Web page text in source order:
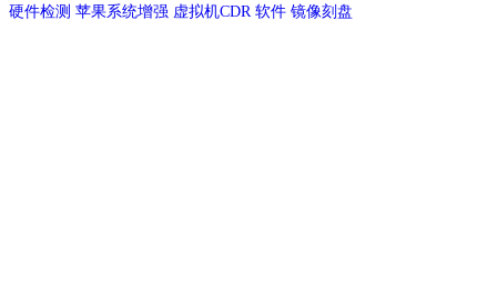
硬件检测 苹果系统增强 虚拟机CDR 软件 镜像刻盘